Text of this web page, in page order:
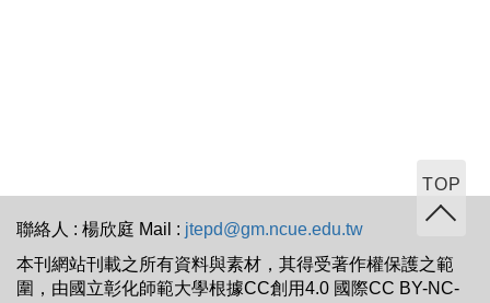
TOP
聯絡人 : 楊欣庭 Mail : jtepd@gm.ncue.edu.tw
本刊網站刊載之所有資料與素材，其得受著作權保護之範
圍，由國立彰化師範大學根據CC創用4.0 國際CC BY-NC-